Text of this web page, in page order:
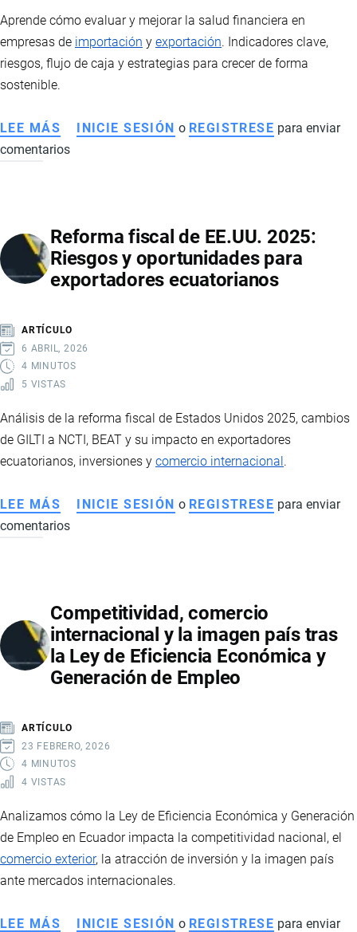
Aprende cómo evaluar y mejorar la salud financiera en
empresas de importación y exportación. Indicadores clave,
riesgos, flujo de caja y estrategias para crecer de forma
sostenible.
LEE MÁS SOBRE
CÓMO
FINANCIERA
EN
EMPRESAS
Y
EXPORTACIÓN
INICIE SESIÓN o REGISTRESE para enviar
comentarios
Reforma fiscal de EE.UU. 2025:
Riesgos y oportunidades para
exportadores ecuatorianos
ARTÍCULO
6 ABRIL, 2026
4 MINUTOS
5 VISTAS
Análisis de la reforma fiscal de Estados Unidos 2025, cambios
de GILTI a NCTI, BEAT y su impacto en exportadores
ecuatorianos, inversiones y comercio internacional.
LEE MÁS SOBRE
REFORMA
2025:
RIESGOS
Y
OPORTUNIDADES
ECUATORIANOS
INICIE SESIÓN o REGISTRESE para enviar
comentarios
Competitividad, comercio
internacional y la imagen país tras
la Ley de Eficiencia Económica y
Generación de Empleo
ARTÍCULO
23 FEBRERO, 2026
4 MINUTOS
4 VISTAS
Analizamos cómo la Ley de Eficiencia Económica y Generación
de Empleo en Ecuador impacta la competitividad nacional, el
comercio exterior, la atracción de inversión y la imagen país
ante mercados internacionales.
LEE MÁS SOBRE
INICIE SESIÓN o REGISTRESE para enviar